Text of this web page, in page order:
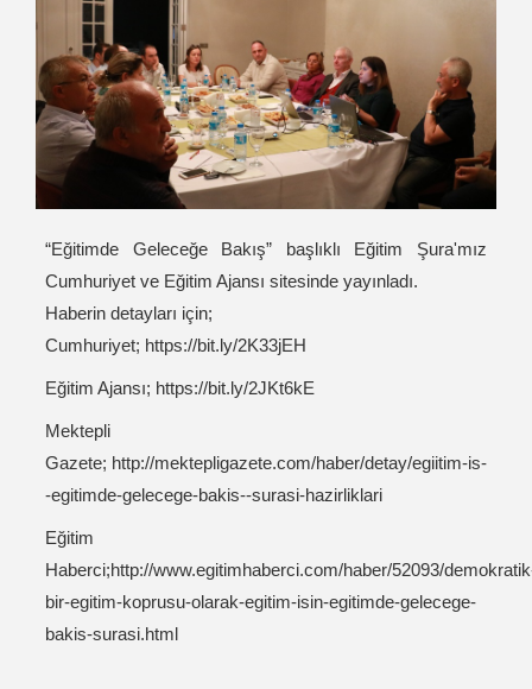
“Eğitimde Geleceğe Bakış” başlıklı Eğitim Şura'mız
Cumhuriyet ve Eğitim Ajansı sitesinde yayınladı.
Haberin detayları için;
Cumhuriyet; https://bit.ly/2K33jEH
Eğitim Ajansı; https://bit.ly/2JKt6kE
Mektepli
Gazete; http://mektepligazete.com/haber/detay/egiitim-is-
-egitimde-gelecege-bakis--surasi-hazirliklari
Eğitim
Haberci;http://www.egitimhaberci.com/haber/52093/
bir-egitim-koprusu-olarak-egitim-isin-egitimde-gelecege-
bakis-surasi.html